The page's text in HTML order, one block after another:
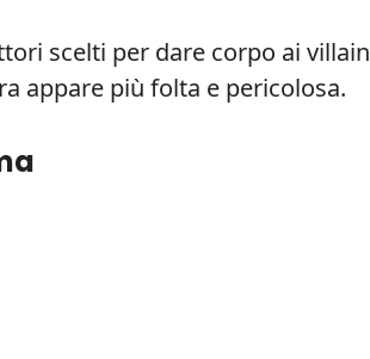
scelti per dare corpo ai villain
appare più folta e pericolosa.